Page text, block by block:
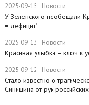
2025-09-15 Новости
​У Зеленского пообещали
= дефицит"
2025-09-13 Новости
Красивая улыбка – ключ к
2025-09-12 Новости
Стало известно о
Синишина от рук